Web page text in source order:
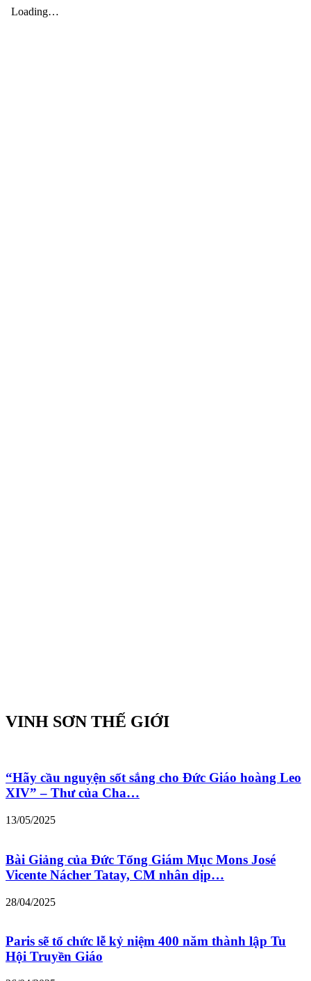
VINH SƠN THẾ GIỚI
“Hãy cầu nguyện sốt sắng cho Đức Giáo hoàng Leo
XIV” – Thư của Cha…
13/05/2025
Bài Giảng của Đức Tổng Giám Mục Mons José
Vicente Nácher Tatay, CM nhân dịp…
28/04/2025
Paris sẽ tổ chức lễ kỷ niệm 400 năm thành lập Tu
Hội Truyền Giáo